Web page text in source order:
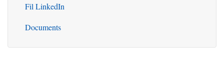
Fil LinkedIn
Documents